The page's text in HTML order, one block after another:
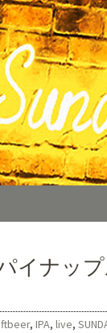
してお
新中。
イナッ
, IPA, live,